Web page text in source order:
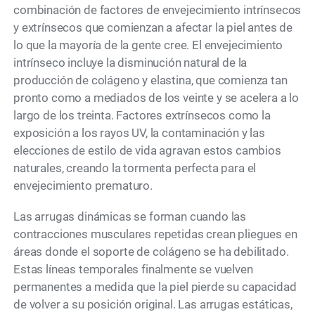
combinación de factores de envejecimiento intrínsecos
y extrínsecos que comienzan a afectar la piel antes de
lo que la mayoría de la gente cree. El envejecimiento
intrínseco incluye la disminución natural de la
producción de colágeno y elastina, que comienza tan
pronto como a mediados de los veinte y se acelera a lo
largo de los treinta. Factores extrínsecos como la
exposición a los rayos UV, la contaminación y las
elecciones de estilo de vida agravan estos cambios
naturales, creando la tormenta perfecta para el
envejecimiento prematuro.
Las arrugas dinámicas se forman cuando las
contracciones musculares repetidas crean pliegues en
áreas donde el soporte de colágeno se ha debilitado.
Estas líneas temporales finalmente se vuelven
permanentes a medida que la piel pierde su capacidad
de volver a su posición original. Las arrugas estáticas,